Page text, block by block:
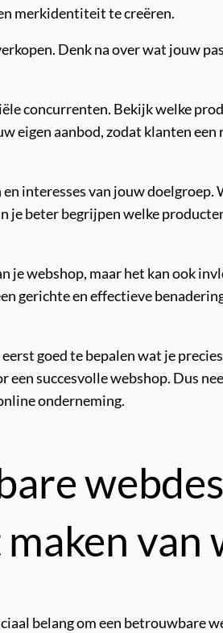
merkidentiteit te creëren.
Denk na over wat jouw
concurrenten. Bekijk welke
eigen aanbod, zodat klanten
interesses van jouw
je beter begrijpen welke
webshop, maar het kan ook
gerichte en effectieve
goed te bepalen wat je
succesvolle webshop. Dus
onderneming.
van
belang om een betrouwbare